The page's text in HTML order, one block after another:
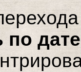
по дате